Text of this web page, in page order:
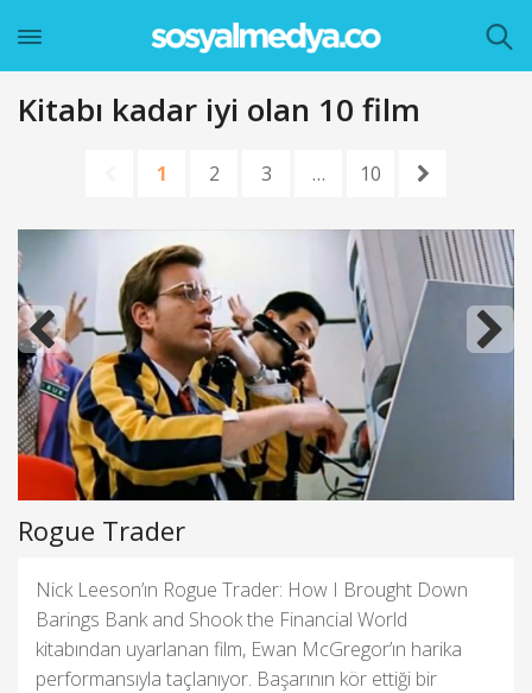
Kitabı kadar iyi olan 10 film
1 2 3 … 10
Rogue Trader
Nick Leeson’ın Rogue Trader: How I Brought Down
Barings Bank and Shook the Financial World
kitabından uyarlanan film, Ewan McGregor’ın harika
performansıyla taçlanıyor. Başarının kör ettiği bir